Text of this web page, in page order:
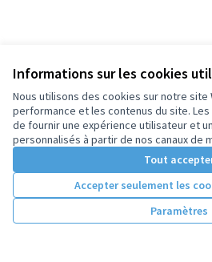
Informations sur les cookies
Nous utilisons des cookies sur notre site
performance et les contenus du site.
de fournir une expérience utilisateur et
personnalisés à partir de nos canaux de
Tout
Accepter seulement les
Paramètres